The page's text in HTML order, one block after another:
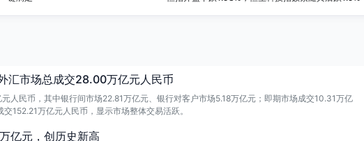
汇市场总成交28.00万亿元人民币
人民币，其中银行间市场22.81万亿元、银行对客户市场5.18万亿元；即期市场成交10.31万亿
152.21万亿元人民币，显示市场整体交易活跃。
亿元，创历史新高